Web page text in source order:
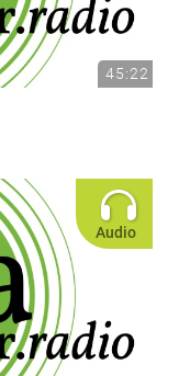
45:22
Audio